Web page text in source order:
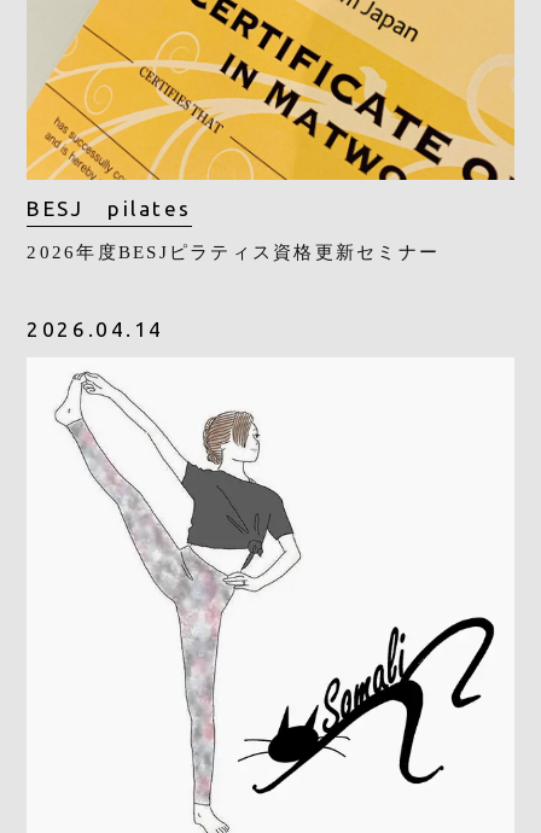
BESJ pilates
2026年度BESJピラティス資格更新セミナー
2026.04.14